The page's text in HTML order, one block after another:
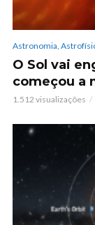
Astronomia,
O Sol vai
começou a
1.512 visualizações